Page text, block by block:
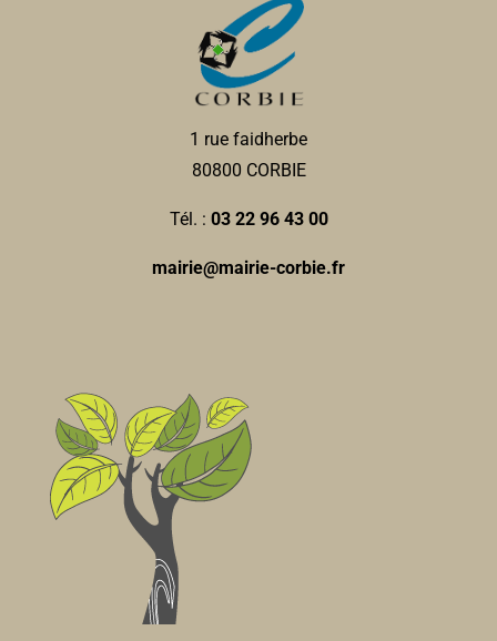
1 rue faidherbe
80800 CORBIE
Tél. : 03 22 96 43 00
mairie@mairie-corbie.fr